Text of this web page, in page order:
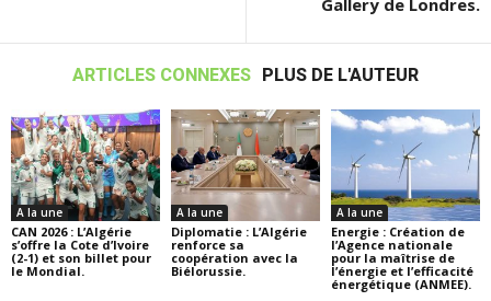
ARTICLES CONNEXES PLUS DE L'AUTEUR
A la une
CAN 2026 : L’Algérie
s’offre la Cote d’Ivoire
(2-1) et son billet pour
le Mondial.
A la une
Diplomatie : L’Algérie
renforce sa
coopération avec la
Biélorussie.
A la une
Energie : Création de
l’Agence nationale
pour la maîtrise de
l’énergie et l’efficacité
énergétique (ANMEE).